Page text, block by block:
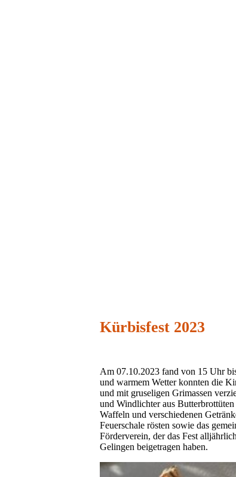
Kürbisfest 2023
Am 07.10.2023 fand von 15 Uhr
und warmem Wetter konnten die
und mit gruseligen Grimassen
und Windlichter aus
Waffeln und verschiedenen
Feuerschale rösten sowie das
Förderverein, der das Fest
Gelingen beigetragen haben.